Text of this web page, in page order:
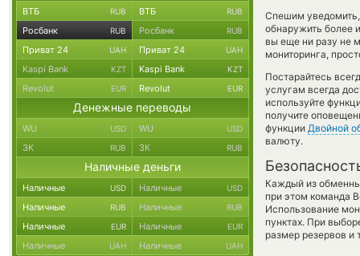
Спешим
обнаружить более
вы еще ни разу не
мониторинга,
Постарайтесь
услугам всегда
используйте
получите
функции Двойной
валюту.
Каждый из
при этом команда
Использование
пунктах. При
размер резервов и
ВТБ RUB ВТБ RUB
Росбанк RUB Росбанк RUB
Приват 24 UAH Приват 24 UAH
Kaspi Bank KZT Kaspi Bank KZT
Revolut EUR Revolut EUR
Денежные переводы
WU USD WU USD
ЗК RUB ЗК RUB
Наличные деньги
Наличные USD Наличные USD
Наличные RUB Наличные RUB
Наличные EUR Наличные EUR
Наличные UAH Наличные UAH